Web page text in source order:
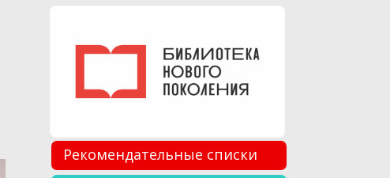
Рекомендательные списки